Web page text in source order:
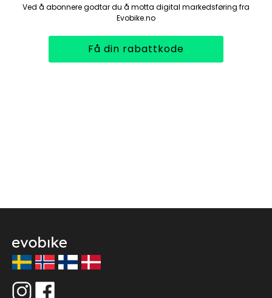
Ved å abonnere godtar du å motta digital markedsføring fra
Evobike.no
Få din rabattkode